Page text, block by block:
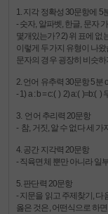
1. 지각 정확성 30문항에 5
- 숫자, 알파벳, 한글, 문자
몇개있는가? 2) 위 표에 없
이렇게 두가지 유형이 나
문자의 경우 굉장히 비슷
2. 언어 유추력 30문항 5분
- 1) a : b = c:( ) 2) a:( )=b:( )
3. 언어 추리력 20문항
- 참, 거짓, 알 수 없다 세 가
4. 공간 지각력 20문항
- 직육면체 뿐만 아니라 일
5. 판단력 20문항
- 지문을 읽고 주제찾기, 다
옳은 것은, 어떤식으로 하